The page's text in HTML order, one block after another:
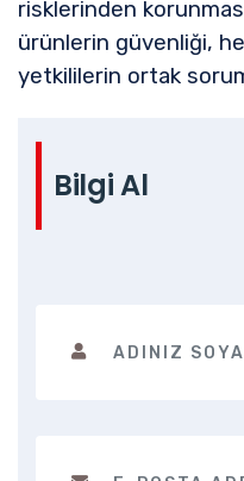
risklerinden
ürünlerin güvenliği,
yetkililerin ortak
Bilgi Al